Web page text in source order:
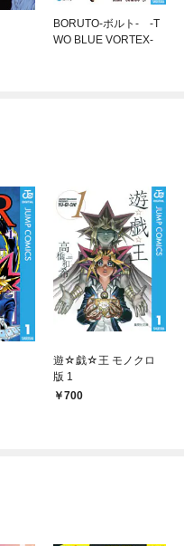
BORUTO-ボルト- -T
WO BLUE VORTEX-
遊☆戯☆王 モノクロ
版 1
700